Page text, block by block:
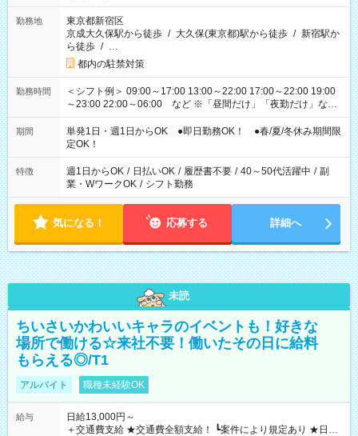
勤務地
東京都新宿区
京成大久保駅から徒歩 / 大久保(東京都)駅から徒歩 / 新宿駅か
ら徒歩 / …
都内の駐禁対策
勤務時間
＜シフト例＞ 09:00～17:00 13:00～22:00 17:00～22:00 19:00
～23:00 22:00～06:00 など ※「昼間だけ」「夜勤だけ」など
の希望OK
期間
単発1日・週1日からOK ●即日勤務OK！ ●春/夏/冬休み期間限
定OK！
特徴 週1日からOK / 日払いOK / 履歴書不要 / 40～50代活躍中 / 副
業・WワークOK / シフト勤務
気になる！ 応募する 詳細へ
未読
ちいさいかわいいキャラのイベントも！好きな
場所で働ける☆来社不要！働いたその日に給料
もらえる◎/T1
アルバイト 職種未経験OK
給与
日給13,000円～
＋交通費支給 ★交通費全額支給！ ┗案件により規定あり ★日払